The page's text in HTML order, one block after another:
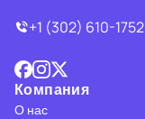
+1 (302) 610-1752
Компания
О нас